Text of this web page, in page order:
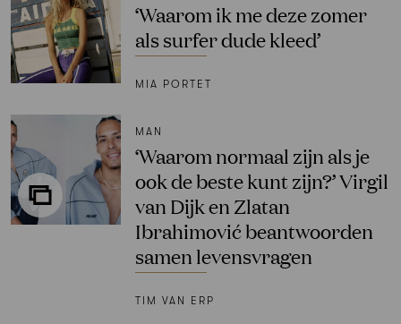
‘Waarom ik me deze zomer
als surfer dude kleed’
MIA PORTET
MAN
‘Waarom normaal zijn als je
ook de beste kunt zijn?’ Virgil
van Dijk en Zlatan
Ibrahimović beantwoorden
samen levensvragen
TIM VAN ERP